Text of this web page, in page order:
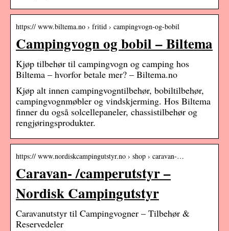
https:// www.biltema.no › fritid › campingvogn-og-bobil
Campingvogn og bobil – Biltema
Kjøp tilbehør til campingvogn og camping hos
Biltema – hvorfor betale mer? – Biltema.no
Kjøp alt innen campingvogntilbehør, bobiltilbehør,
campingvognmøbler og vindskjerming. Hos Biltema
finner du også solcellepaneler, chassistilbehør og
rengjøringsprodukter.
https:// www.nordiskcampingutstyr.no › shop › caravan-…
Caravan- /camperutstyr –
Nordisk Campingutstyr
Caravanutstyr til Campingvogner – Tilbehør &
Reservedeler